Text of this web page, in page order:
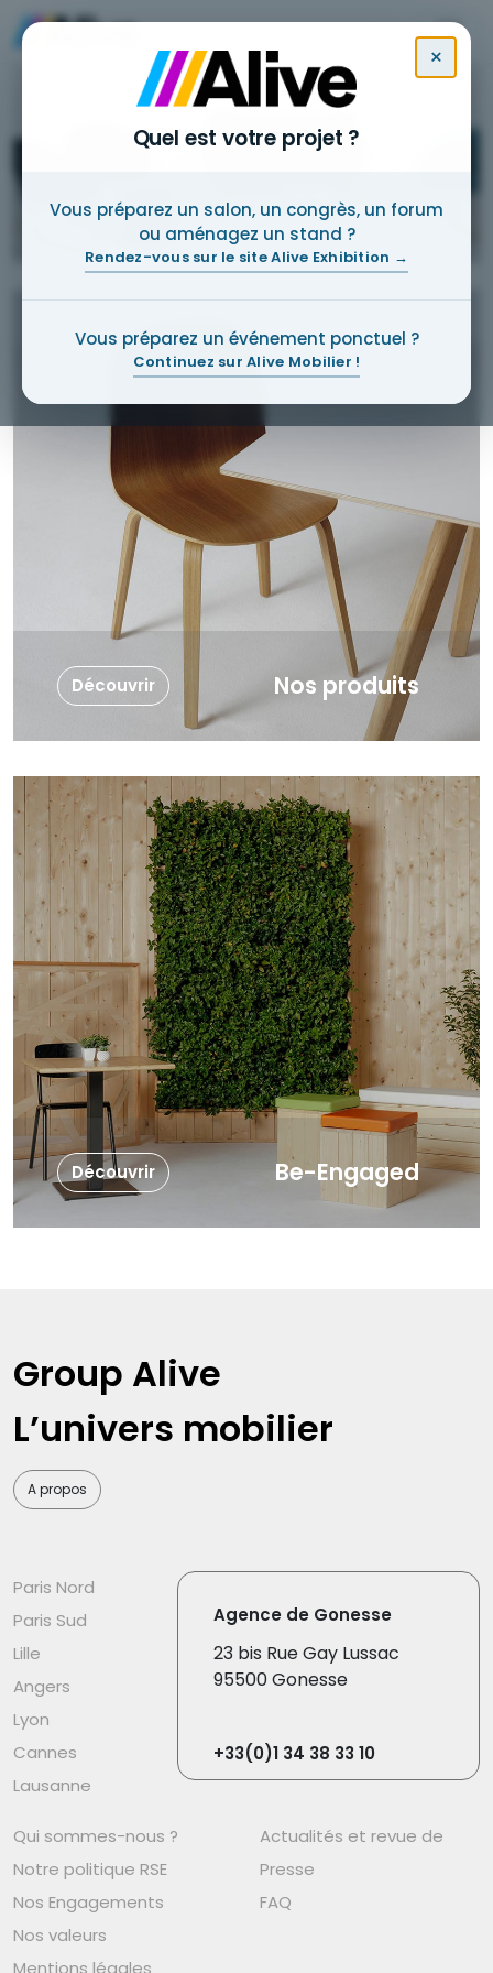
×
Quel est votre projet ?
Vous préparez un salon, un congrès, un forum
ou aménagez un stand ?
Rendez-vous sur le site Alive Exhibition →
Vous préparez un événement ponctuel ?
Continuez sur Alive Mobilier !
Découvrir
catalogues
Découvrir Nos produits
Découvrir Be-Engaged
Group Alive
L’univers mobilier
A propos
Paris Nord
Paris Sud
Lille
Angers
Lyon
Cannes
Lausanne
Agence de Gonesse
23 bis Rue Gay Lussac
95500 Gonesse
+33(0)1 34 38 33 10
Qui sommes-nous ?
Notre politique RSE
Nos Engagements
Nos valeurs
Mentions légales
Actualités et revue de
Presse
FAQ